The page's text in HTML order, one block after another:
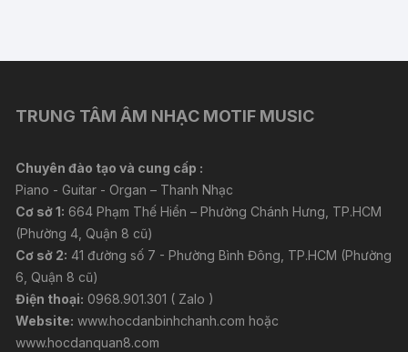
TRUNG TÂM ÂM NHẠC MOTIF MUSIC
Chuyên đào tạo và cung cấp :
Piano - Guitar - Organ – Thanh Nhạc
Cơ sở 1: 664 Phạm Thế Hiển – Phường Chánh Hưng, TP.HCM
(Phường 4, Quận 8 cũ)
Cơ sở 2: 41 đường số 7 - Phường Bình Đông, TP.HCM (Phường
6, Quận 8 cũ)
Điện thoại: 0968.901.301 ( Zalo )
Website: www.hocdanbinhchanh.com hoặc
www.hocdanquan8.com